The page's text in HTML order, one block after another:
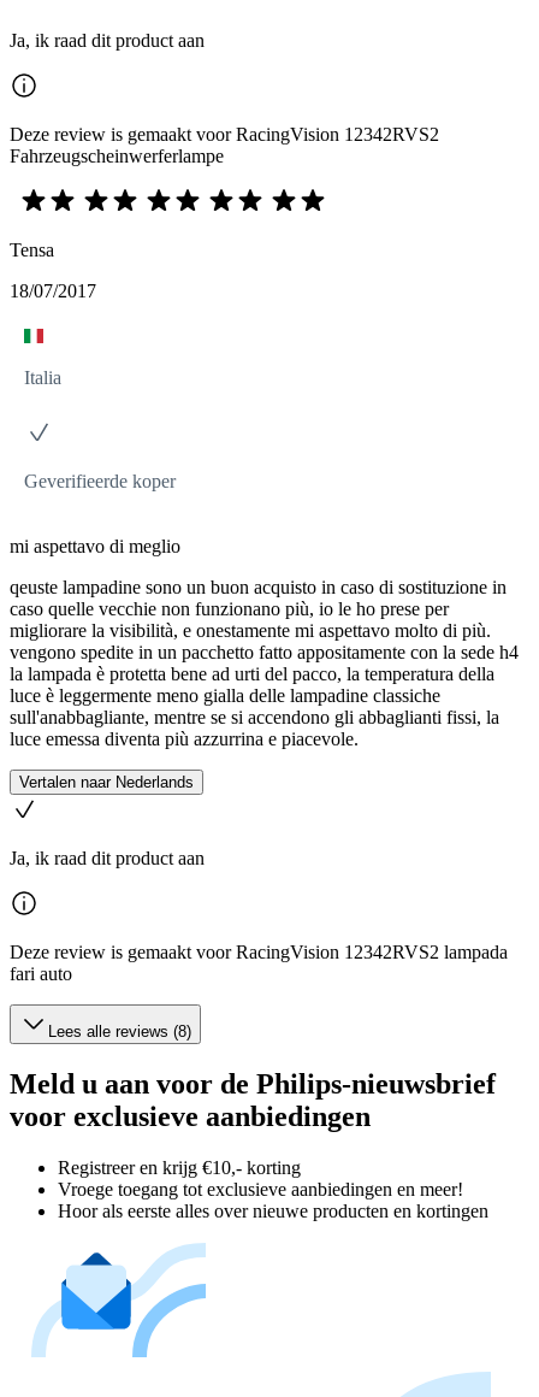
Ja, ik raad dit product aan
Deze review is gemaakt voor RacingVision 12342RVS2
Fahrzeugscheinwerferlampe
Tensa
18/07/2017
Italia
Geverifieerde koper
mi aspettavo di meglio
qeuste lampadine sono un buon acquisto in caso di sostituzione in
caso quelle vecchie non funzionano più, io le ho prese per
migliorare la visibilità, e onestamente mi aspettavo molto di più.
vengono spedite in un pacchetto fatto appositamente con la sede h4
la lampada è protetta bene ad urti del pacco, la temperatura della
luce è leggermente meno gialla delle lampadine classiche
sull'anabbagliante, mentre se si accendono gli abbaglianti fissi, la
luce emessa diventa più azzurrina e piacevole.
Vertalen naar Nederlands
Ja, ik raad dit product aan
Deze review is gemaakt voor RacingVision 12342RVS2 lampada
fari auto
Lees alle reviews (8)
Meld u aan voor de Philips-nieuwsbrief
voor exclusieve aanbiedingen
Registreer en krijg €10,- korting
Vroege toegang tot exclusieve aanbiedingen en meer!
Hoor als eerste alles over nieuwe producten en kortingen